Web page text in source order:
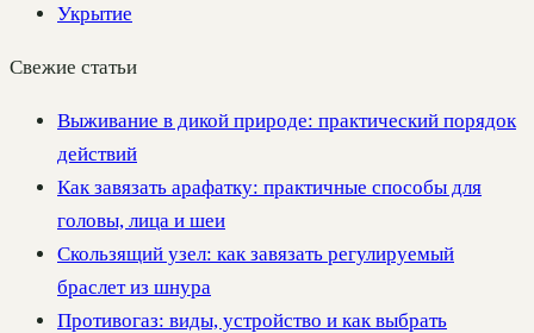
Укрытие
Свежие статьи
Выживание в дикой природе: практический порядок
действий
Как завязать арафатку: практичные способы для
головы, лица и шеи
Скользящий узел: как завязать регулируемый
браслет из шнура
Противогаз: виды, устройство и как выбрать